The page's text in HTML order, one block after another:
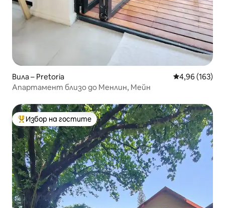
Вила – Pretoria Средна
4,96 (163)
Апартамент близо до Менлин, Мейн
Най-популярен избор на гостите
Избор на гостите